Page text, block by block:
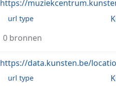
https://
url type
0 bronnen
https://data.kunsten.be/
url type